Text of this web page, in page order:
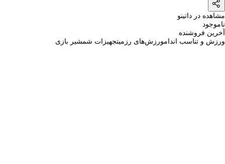
مشاهده در داتینو
ناموجود
آخرین فروشنده
ورزش و تناسب اندامورزش‌‌های رزمیتجهیزات شمشیر بازی